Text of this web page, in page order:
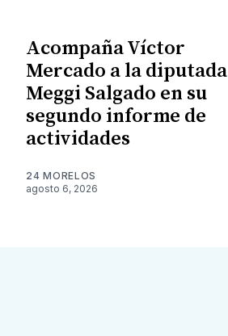
Acompaña Víctor
Mercado a la diputada
Meggi Salgado en su
segundo informe de
actividades
24 MORELOS
agosto 6, 2026